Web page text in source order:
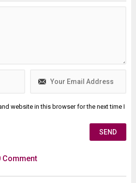
website in this browser for the next time I
Comment